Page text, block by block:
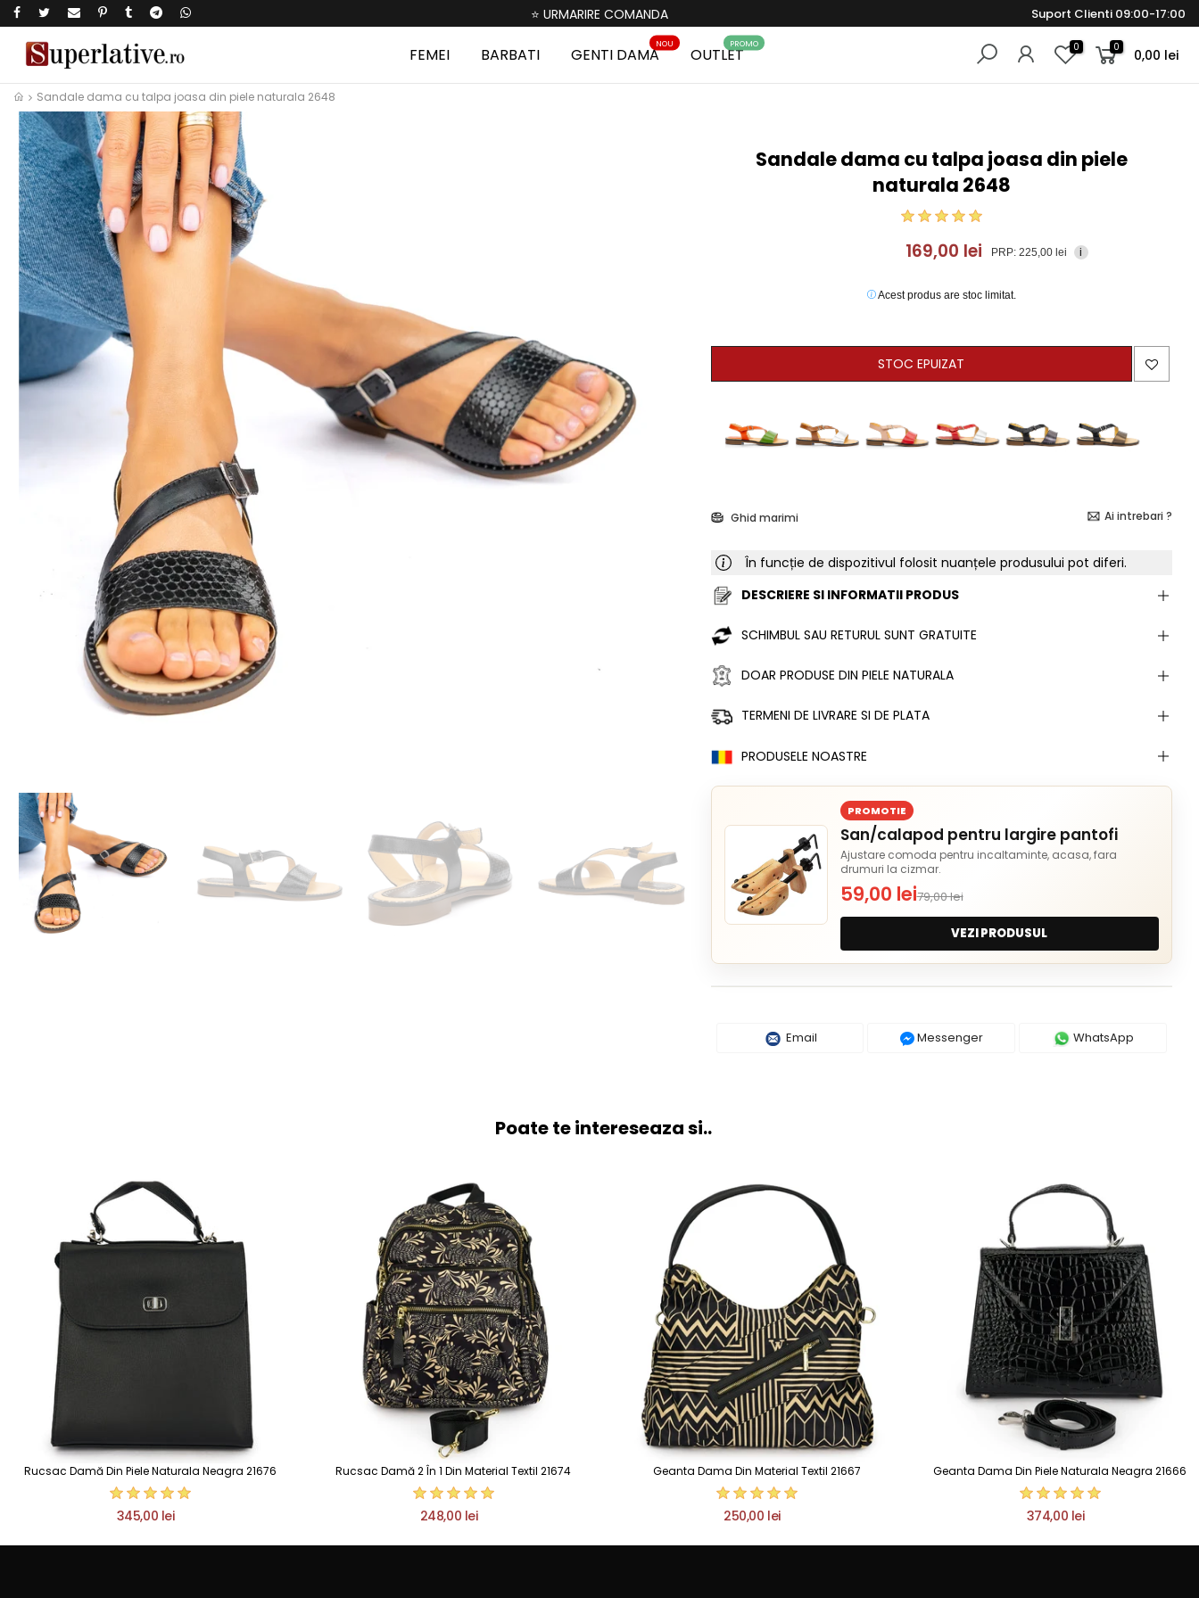
⭐ URMARIRE COMANDA Suport Clienti 09:00-17:00
FEMEI BARBATI GENTI DAMA
NOU
OUTLET
PROMO 0 0 0,00 lei
Sandale dama cu talpa joasa din piele naturala 2648
Sandale dama cu talpa joasa din piele
naturala 2648
169,00 lei PRP: 225,00 lei i
Acest produs are stoc limitat.
STOC EPUIZAT
Ghid marimi Ai intrebari ?
În funcție de dispozitivul folosit nuanțele produsului pot diferi.
DESCRIERE SI INFORMATII PRODUS
SCHIMBUL SAU RETURUL SUNT GRATUITE
DOAR PRODUSE DIN PIELE NATURALA
TERMENI DE LIVRARE SI DE PLATA
PRODUSELE NOASTRE
PROMOTIE
San/calapod pentru largire pantofi
Ajustare comoda pentru incaltaminte, acasa, fara
drumuri la cizmar.
59,00 lei79,00 lei
VEZI PRODUSUL
Email Messenger WhatsApp
Poate te intereseaza si..
Rucsac Damă Din Piele Naturala Neagra 21676
345,00 lei
Rucsac Damă 2 În 1 Din Material Textil 21674
248,00 lei
Geanta Dama Din Material Textil 21667
250,00 lei
Geanta Dama Din Piele Naturala Neagra 21666
374,00 lei